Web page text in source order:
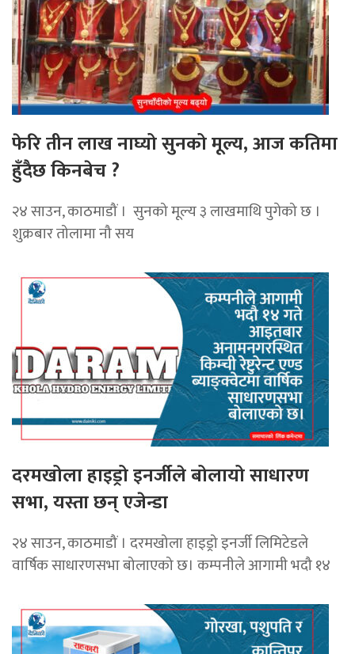
फेरि तीन लाख नाघ्यो सुनको मूल्य, आज कतिमा
हुँदैछ किनबेच ?
२४ साउन, काठमाडौं । सुनको मूल्य ३ लाखमाथि पुगेको छ ।
शुक्रबार तोलामा नौ सय
दरमखोला हाइड्रो इनर्जीले बोलायो साधारण
सभा, यस्ता छन् एजेन्डा
२४ साउन, काठमाडौं । दरमखोला हाइड्रो इनर्जी लिमिटेडले
वार्षिक साधारणसभा बोलाएको छ। कम्पनीले आगामी भदौ १४